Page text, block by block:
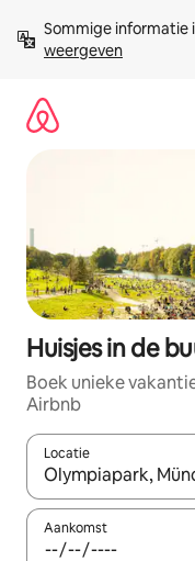
direct
naar
Sommige informatie
weergeven
Huisjes in de
Boek unieke
Airbnb
Locatie
Wanneer er
Aankomst